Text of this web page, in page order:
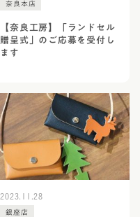
奈良本店
【奈良工房】「ランドセル
贈呈式」のご応募を受付し
ます
2023.11.28
銀座店